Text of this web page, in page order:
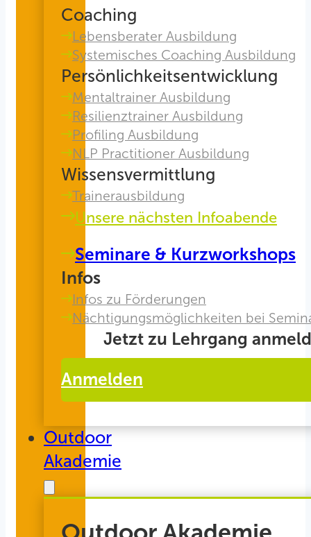
Coaching
Lebensberater Ausbildung
Systemisches Coaching Ausbildung
Persönlichkeitsentwicklung
Mentaltrainer Ausbildung
Resilienztrainer Ausbildung
Profiling Ausbildung
NLP Practitioner Ausbildung
Wissensvermittlung
Trainerausbildung
Unsere nächsten Infoabende
Seminare & Kurzworkshops
Infos
Infos zu Förderungen
Nächtigungsmöglichkeiten bei
Jetzt zu Lehrgang
Anmelden
Outdoor
Akademie